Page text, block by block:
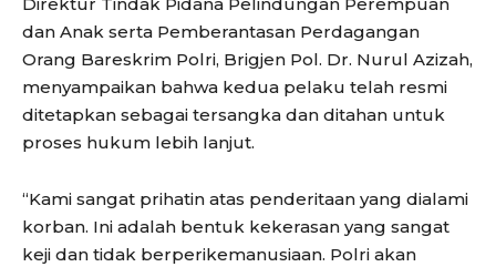
dan Anak serta Pemberantasan Perdagangan
Orang Bareskrim Polri, Brigjen Pol. Dr. Nurul Azizah,
menyampaikan bahwa kedua pelaku telah resmi
ditetapkan sebagai tersangka dan ditahan untuk
proses hukum lebih lanjut.
“Kami sangat prihatin atas penderitaan yang dialami
korban. Ini adalah bentuk kekerasan yang sangat
keji dan tidak berperikemanusiaan. Polri akan